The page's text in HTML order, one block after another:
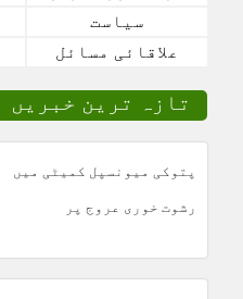
سیاست
علاقائی مسائل
تازہ ترین خبریں
پتوکی میونسپل کمیٹی میں
رشوت خوری عروج پر